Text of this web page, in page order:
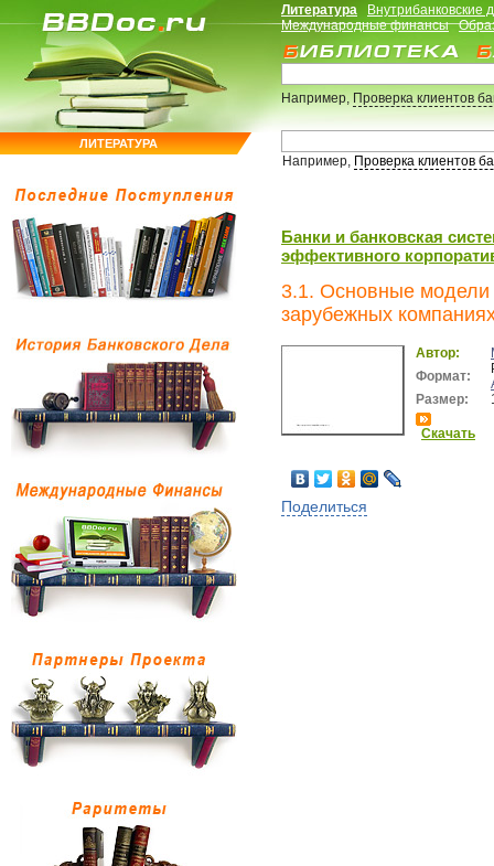
ЛИТЕРАТУРА
Литература
Внутрибанковские
Международные финансы
Например,Проверка клиентов
Например, Проверка клиентов
Банки и банковская
эффективного
3.1. Основные модели
зарубежных
Автор:
Формат:
Размер:
Скачать
Поделиться